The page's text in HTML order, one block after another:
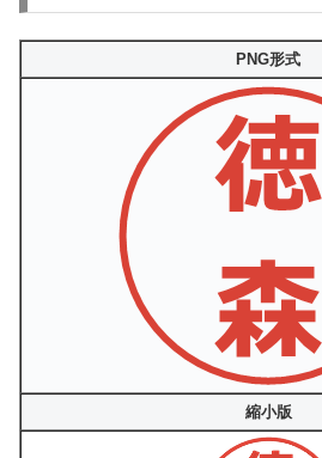
PNG形式
縮小版